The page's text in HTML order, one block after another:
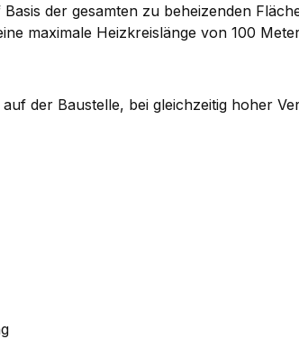
der gesamten zu beheizenden
maximale Heizkreislänge von 100
der Baustelle, bei gleichzeitig hoher